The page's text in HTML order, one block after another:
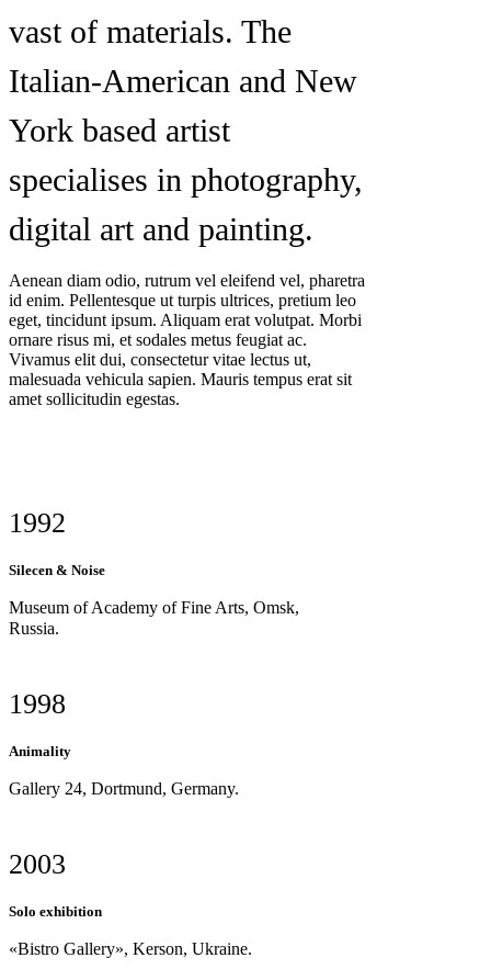
vast of materials. The
Italian-American and New
York based artist
specialises in photography,
digital art and painting.
Aenean diam odio, rutrum vel eleifend vel, pharetra
id enim. Pellentesque ut turpis ultrices, pretium leo
eget, tincidunt ipsum. Aliquam erat volutpat. Morbi
ornare risus mi, et sodales metus feugiat ac.
Vivamus elit dui, consectetur vitae lectus ut,
malesuada vehicula sapien. Mauris tempus erat sit
amet sollicitudin egestas.
1992
Silecen & Noise
Museum of Academy of Fine Arts, Omsk,
Russia.
1998
Animality
Gallery 24, Dortmund, Germany.
2003
Solo exhibition
«Bistro Gallery», Kerson, Ukraine.